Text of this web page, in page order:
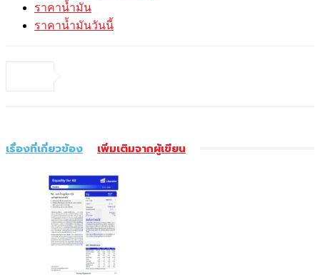
ราคาน้ำมัน
ราคาน้ำมันวันนี้
เรื่องที่เกี่ยวข้อง เพิ่มเติมจากผู้เขียน